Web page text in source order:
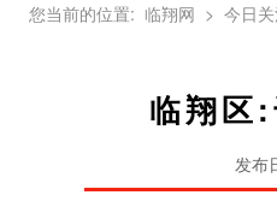
您当前的位置: 临翔网 > 今日关
临翔区
发布